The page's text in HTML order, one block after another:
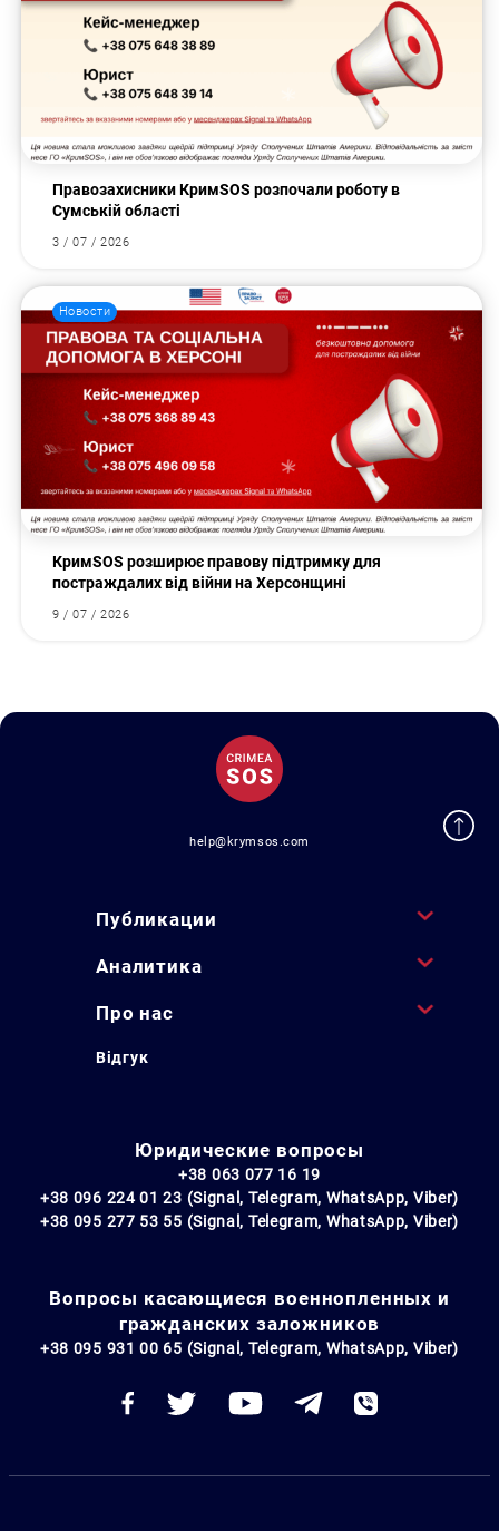
Правозахисники КримSOS розпочали роботу в
Сумській області
3 / 07 / 2026
Новости
КримSOS розширює правову підтримку для
постраждалих від війни на Херсонщині
9 / 07 / 2026
help@krymsos.com
Публикации
Аналитика
Про нас
Відгук
Юридические вопросы
+38 063 077 16 19
+38 096 224 01 23 (Signal, Telegram, WhatsApp, Viber)
+38 095 277 53 55 (Signal, Telegram, WhatsApp, Viber)
Вопросы касающиеся военнопленных и
гражданских заложников
+38 095 931 00 65 (Signal, Telegram, WhatsApp, Viber)